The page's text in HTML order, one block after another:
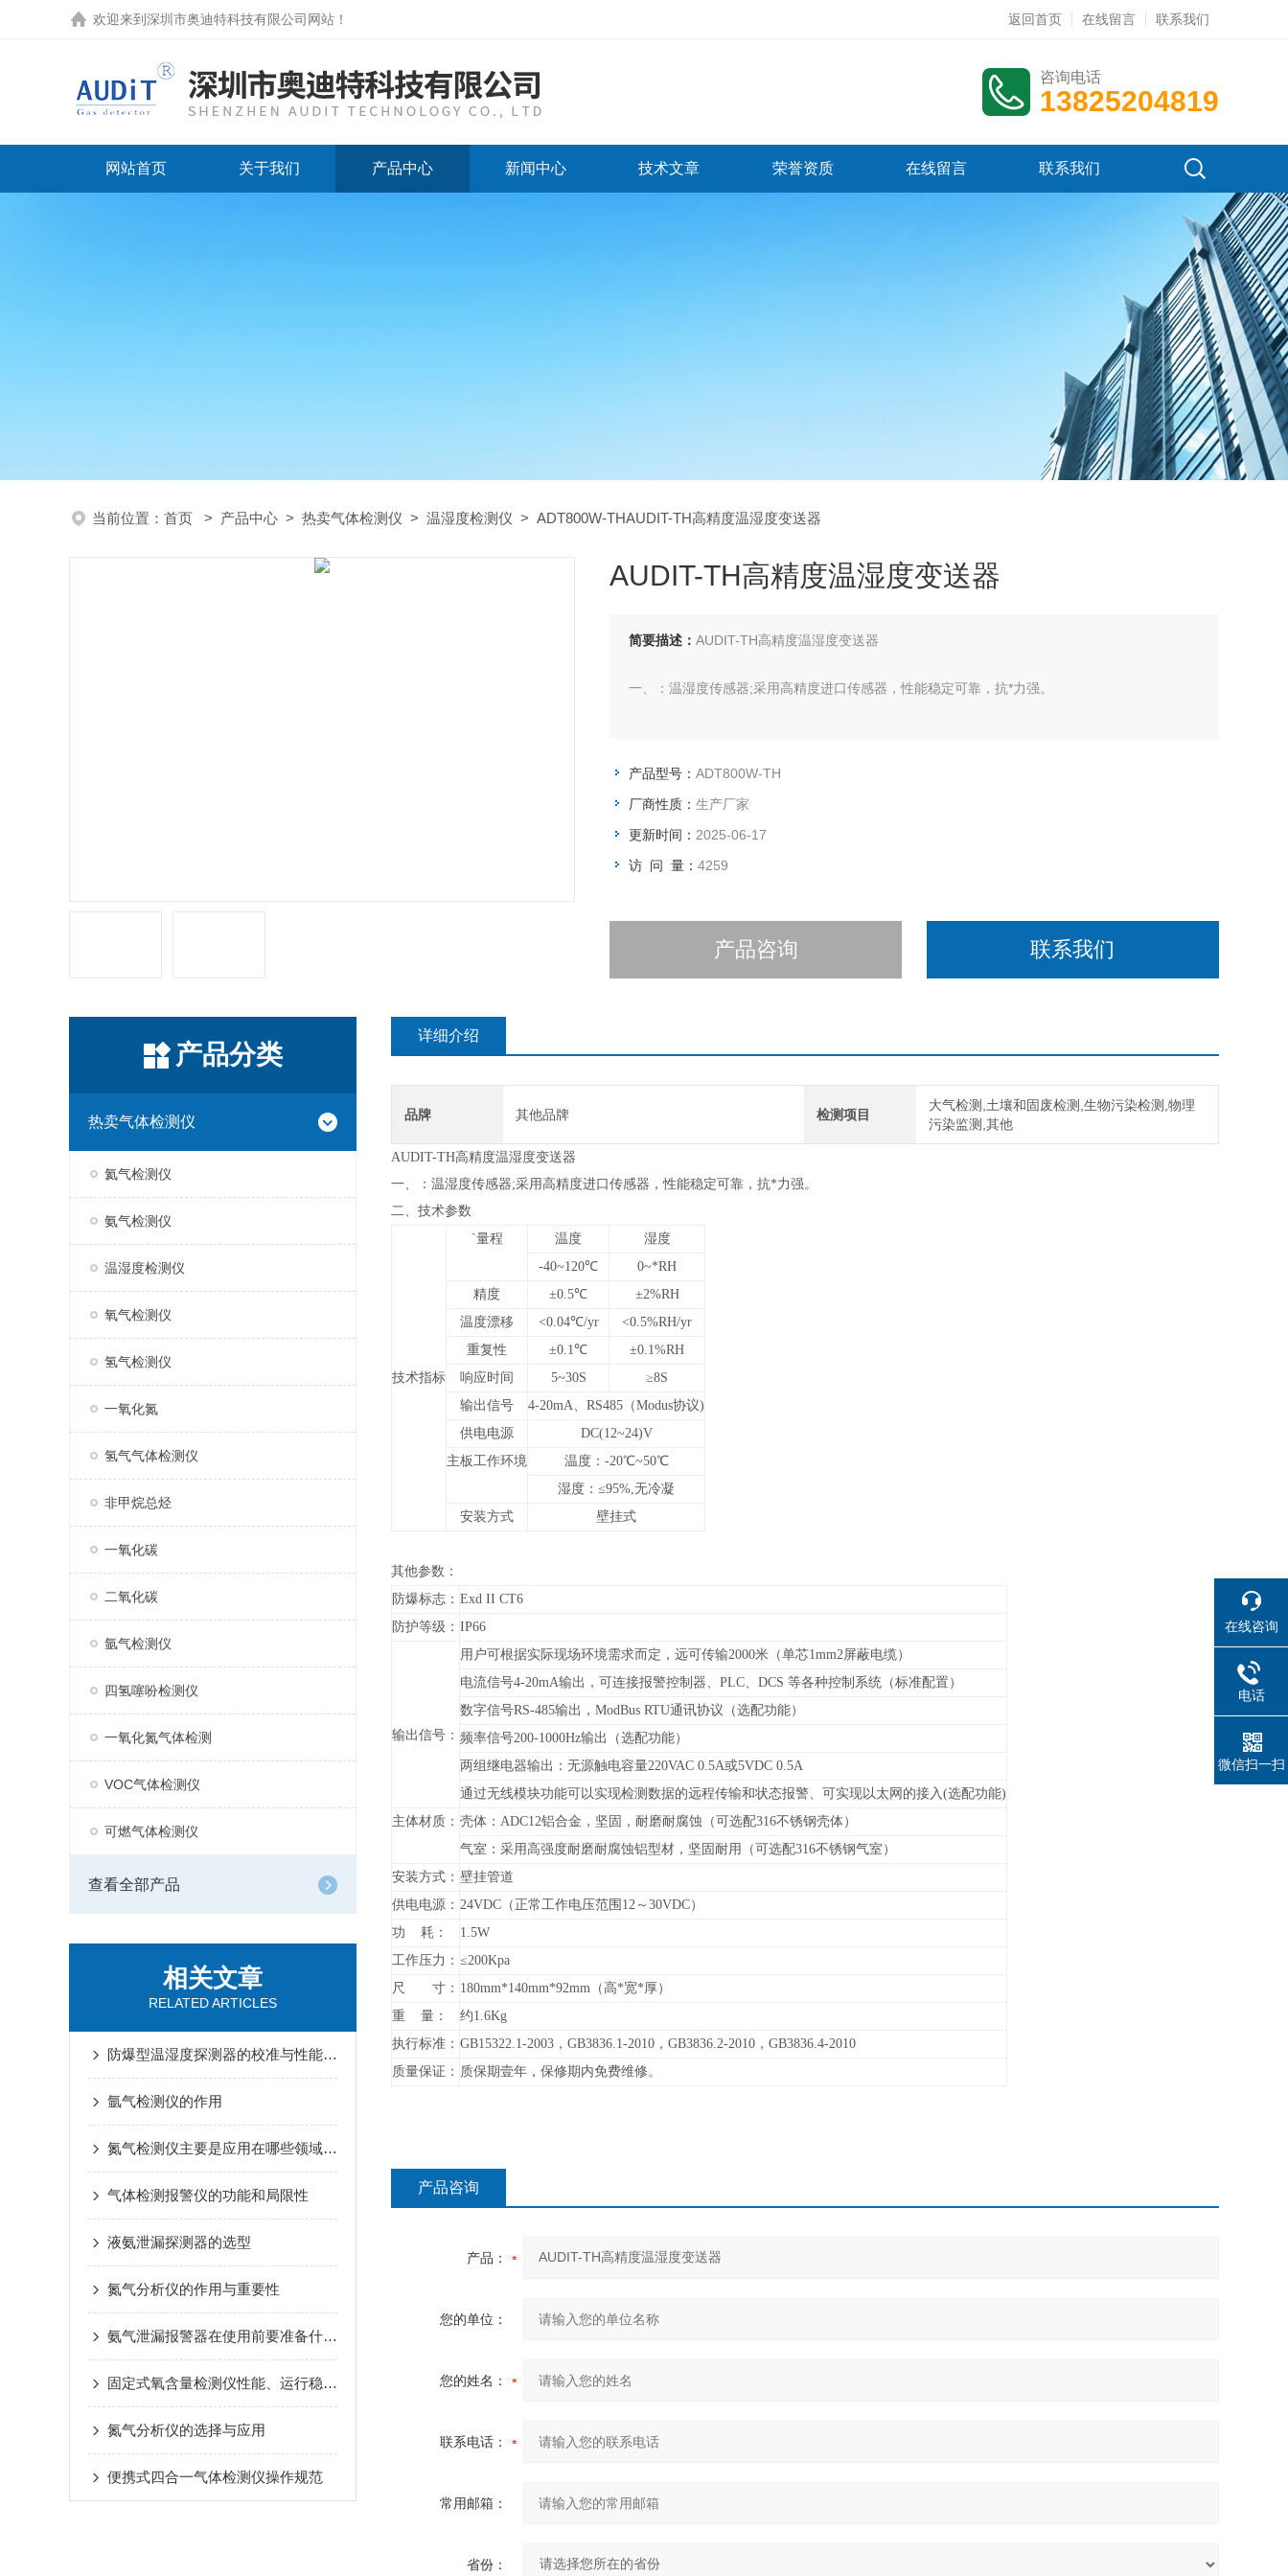
欢迎来到 深圳市奥迪特科技有限公司网站 ！ 返回首页 在线留言 联系我们
咨询电话
13825204819
网站首页 关于我们 产品中心 新闻中心 技术文章 荣誉资质 在线留言 联系我们
当前位置： 首页 > 产品中心 > 热卖气体检测仪 > 温湿度检测仪 > ADT800W-THAUDIT-TH高精度温湿度变送器
AUDIT-TH高精度温湿度变送器
简要描述： AUDIT-TH高精度温湿度变送器
一、：温湿度传感器;采用高精度进口传感器，性能稳定可靠，抗*力强。
产品型号： ADT800W-TH
厂商性质： 生产厂家
更新时间： 2025-06-17
访 问 量： 4259
产品咨询 联系我们
产品分类
热卖气体检测仪
氦气检测仪
氨气检测仪
温湿度检测仪
氧气检测仪
氢气检测仪
一氧化氮
氢气气体检测仪
非甲烷总烃
一氧化碳
二氧化碳
氩气检测仪
四氢噻吩检测仪
一氧化氮气体检测
VOC气体检测仪
可燃气体检测仪
查看全部产品
相关文章
RELATED ARTICLES
防爆型温湿度探测器的校准与性能验证
氩气检测仪的作用
氮气检测仪主要是应用在哪些领域范围内？
气体检测报警仪的功能和局限性
液氨泄漏探测器的选型
氮气分析仪的作用与重要性
氨气泄漏报警器在使用前要准备什么你知道吗？
固定式氧含量检测仪性能、运行稳定可靠
氮气分析仪的选择与应用
便携式四合一气体检测仪操作规范
详细介绍
品牌 其他品牌 检测项目
大气检测,土壤和固废检测,生物污染检测,物理
污染监测,其他
AUDIT-TH高精度温湿度变送器
一、
：温湿度传感器;采用高精度进口传感器，性能稳定可靠，抗*力强。
二、 技术参数
技术指标
`量程 温度
湿度
-40~120℃
0~*RH
精度
±0.5℃
±2%RH
温度漂移
<0.04℃/yr
<0.5%RH/yr
重复性
±0.1℃
±0.1%RH
响应时间
5~30S
≥8S
输出信号
4-20mA、RS485（Modus协议)
供电电源
DC(12~24)V
主板工作环境
温度：-20℃~50℃
湿度：≤95%,无冷凝
安装方式
壁挂式
其他参数：
防爆标志： Exd II CT6
防护等级： IP66
输出信号：
用户可根据实际现场环境需求而定，远可传输2000米（单芯1mm2屏蔽电缆）
电流信号4-20mA输出，可连接报警控制器、PLC、DCS 等各种控制系统（标准配置）
数字信号RS-485输出， ModBus RTU通讯协议 （选配功能）
频率信号200-1000Hz输出（选配功能）
两组继电器输出：无源触电容量220VAC 0.5A或5VDC 0.5A
通过无线模块功能可以实现检测数据的远程传输和状态报警、可实现以太网的接入(选配功能)
主体材质： 壳体：ADC12铝合金，坚固，耐磨耐腐蚀（可选配316不锈钢壳体）
气室：采用高强度耐磨耐腐蚀铝型材，坚固耐用（可选配316不锈钢气室）
安装方式： 壁挂管道
供电电源： 24VDC（正常工作电压范围12～30VDC）
功 耗：
1.5W
工作压力： ≤200Kpa
尺 寸： 180mm*140mm*92mm（高*宽*厚）
重 量：
约1.6Kg
执行标准： GB15322.1-2003，GB3836.1-2010，GB3836.2-2010，GB3836.4-2010
质量保证： 质保期壹年，保修期内免费维修。
产品咨询
产品：
您的单位：
您的姓名：
联系电话：
常用邮箱：
省份：
在线咨询
电话
微信扫一扫